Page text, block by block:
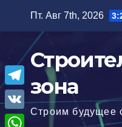
содержимому
Пт. Авг 7th, 2026
зона
Строим будущее
T
e
V